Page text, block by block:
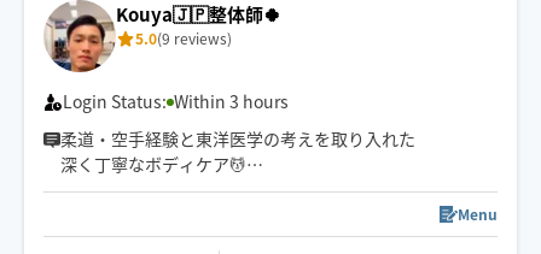
Kouya🇯🇵整体師🍀
5.0(9 reviews)
Login Status: Within 3 hours
柔道・空手経験と東洋医学の考えを取り入れた
深く丁寧なボディケア💆
首肩腰の重だるさや全身疲労には
おすすめです😊
Menu